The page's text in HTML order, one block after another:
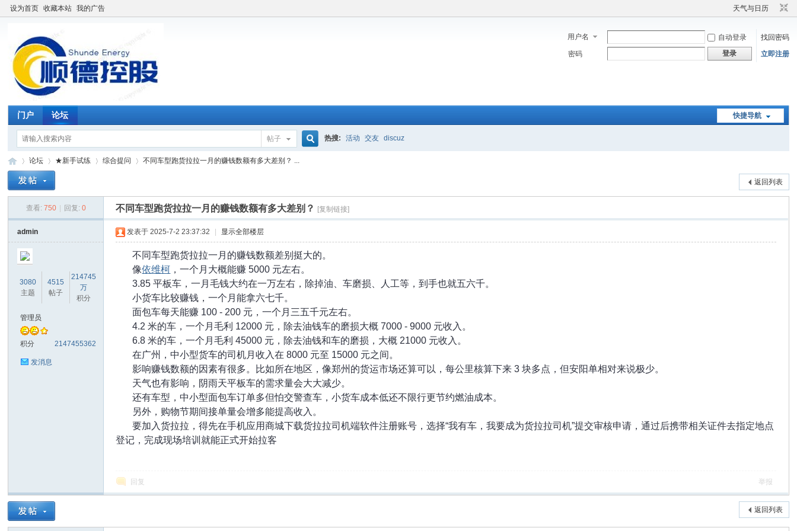
设为首页 收藏本站 我的广告 天气与日历
用户名 自动登录
找回密码
密码
登录 立即注册
快捷导航
门户 论坛
帖子
索
热搜: 活动 交友 discuz
论坛
›
★新手试练 综合提问
›
不同车型跑货拉拉一月的赚钱数额有多大差别？ ...
返回列表
查看: 750 回复: 0 不同车型跑货拉拉一月的赚钱数额有多大差别？ [复制链接]
admin
3080
主题
4515
帖子
214745
万
积分
管理员
积分 2147455362
发消息
发表于 2025-7-2 23:37:32 显示全部楼层
不同车型跑货拉拉一月的赚钱数额差别挺大的。
像依维柯 ，一个月大概能赚 5000 元左右。
3.85 平板车，一月毛钱大约在一万左右，除掉油、车磨损、人工等，到手也就五六千。
小货车比较赚钱，一个月能拿六七千。
面包车每天能赚 100 - 200 元，一个月三五千元左右。
4.2 米的车，一个月毛利 12000 元，除去油钱车的磨损大概 7000 - 9000 元收入。
6.8 米的车，一个月毛利 45000 元，除去油钱和车的磨损，大概 21000 元收入。
在广州，中小型货车的司机月收入在 8000 元至 15000 元之间。
影响赚钱数额的因素有很多。比如所在地区，像郑州的货运市场还算可以，每公里核算下来 3 块多点，但安阳单相对来说极少。
天气也有影响，阴雨天平板车的需求量会大大减少。
还有车型，中小型面包车订单多但怕交警查车，小货车成本低还不限行更节约燃油成本。
另外，购物节期间接单量会增多能提高收入。
要加入货拉拉，得先在手机应用商城下载货拉拉司机端软件注册账号，选择“我有车，我要成为货拉拉司机”提交审核申请，通过后携带相关证件去指定地点
登记，完成现场培训就能正式开始拉客
回复 举报
返回列表